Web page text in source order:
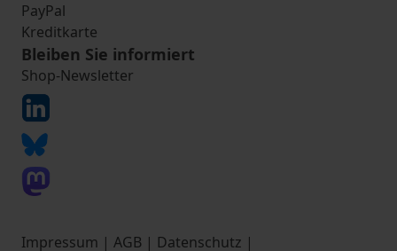
PayPal
Kreditkarte
Bleiben Sie informiert
Shop-Newsletter
Impressum | AGB | Datenschutz |